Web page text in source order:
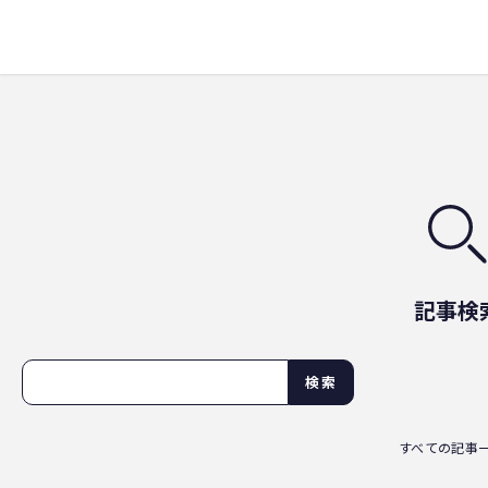
記事検
検索
すべての記事